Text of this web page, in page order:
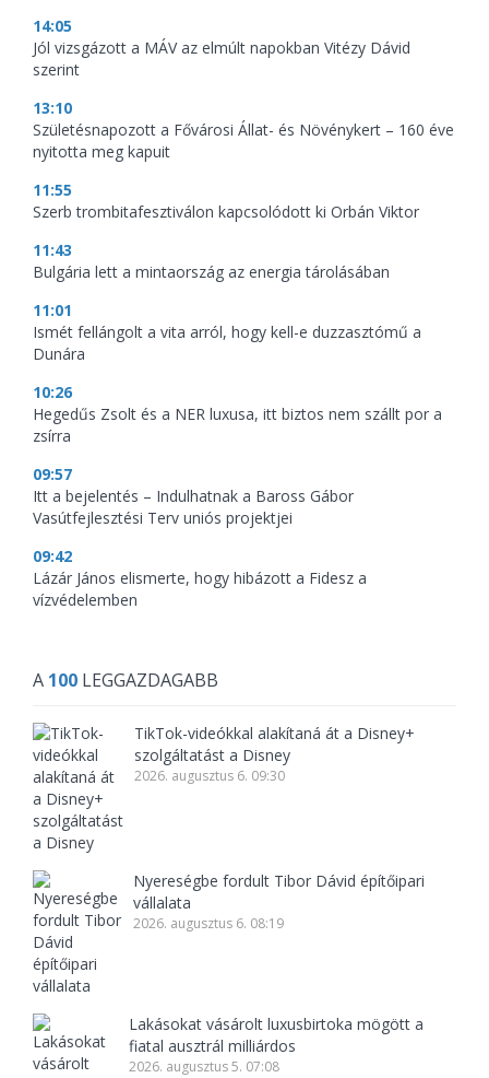
14:05
Jól vizsgázott a MÁV az elmúlt napokban Vitézy Dávid
szerint
13:10
Születésnapozott a Fővárosi Állat- és Növénykert – 160 éve
nyitotta meg kapuit
11:55
Szerb trombitafesztiválon kapcsolódott ki Orbán Viktor
11:43
Bulgária lett a mintaország az energia tárolásában
11:01
Ismét fellángolt a vita arról, hogy kell-e duzzasztómű a
Dunára
10:26
Hegedűs Zsolt és a NER luxusa, itt biztos nem szállt por a
zsírra
09:57
Itt a bejelentés – Indulhatnak a Baross Gábor
Vasútfejlesztési Terv uniós projektjei
09:42
Lázár János elismerte, hogy hibázott a Fidesz a
vízvédelemben
A 100 LEGGAZDAGABB
TikTok-videókkal alakítaná át a Disney+
szolgáltatást a Disney
2026. augusztus 6. 09:30
Nyereségbe fordult Tibor Dávid építőipari
vállalata
2026. augusztus 6. 08:19
Lakásokat vásárolt luxusbirtoka mögött a
fiatal ausztrál milliárdos
2026. augusztus 5. 07:08